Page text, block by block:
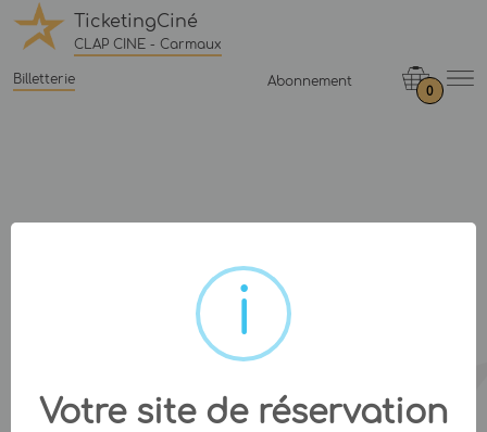
TicketingCiné
CLAP CINE - Carmaux
Billetterie Abonnement
0
Votre site de réservation